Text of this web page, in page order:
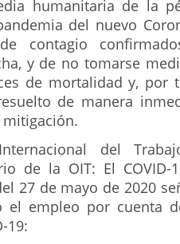
humanitaria de la
del nuevo
contagio
y de no tomarse
de mortalidad y, por
de manera
del
de la OIT: El
27 de mayo de 2020
el empleo por cuenta
19: